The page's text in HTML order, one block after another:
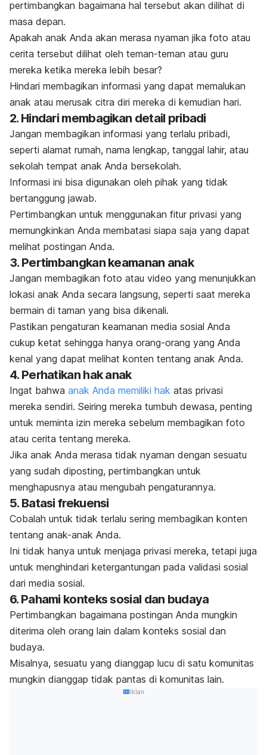
pertimbangkan bagaimana hal tersebut akan dilihat di
masa depan.
Apakah anak Anda akan merasa nyaman jika foto atau
cerita tersebut dilihat oleh teman-teman atau guru
mereka ketika mereka lebih besar?
Hindari membagikan informasi yang dapat memalukan
anak atau merusak citra diri mereka di kemudian hari.
2. Hindari membagikan detail pribadi
Jangan membagikan informasi yang terlalu pribadi,
seperti alamat rumah, nama lengkap, tanggal lahir, atau
sekolah tempat anak Anda bersekolah.
Informasi ini bisa digunakan oleh pihak yang tidak
bertanggung jawab.
Pertimbangkan untuk menggunakan fitur privasi yang
memungkinkan Anda membatasi siapa saja yang dapat
melihat postingan Anda.
3. Pertimbangkan keamanan anak
Jangan membagikan foto atau video yang menunjukkan
lokasi anak Anda secara langsung, seperti saat mereka
bermain di taman yang bisa dikenali.
Pastikan pengaturan keamanan media sosial Anda
cukup ketat sehingga hanya orang-orang yang Anda
kenal yang dapat melihat konten tentang anak Anda.
4. Perhatikan hak anak
Ingat bahwa anak Anda memiliki hak atas privasi
mereka sendiri. Seiring mereka tumbuh dewasa, penting
untuk meminta izin mereka sebelum membagikan foto
atau cerita tentang mereka.
Jika anak Anda merasa tidak nyaman dengan sesuatu
yang sudah diposting, pertimbangkan untuk
menghapusnya atau mengubah pengaturannya.
5. Batasi frekuensi
Cobalah untuk tidak terlalu sering membagikan konten
tentang anak-anak Anda.
Ini tidak hanya untuk menjaga privasi mereka, tetapi juga
untuk menghindari ketergantungan pada validasi sosial
dari media sosial.
6. Pahami konteks sosial dan budaya
Pertimbangkan bagaimana postingan Anda mungkin
diterima oleh orang lain dalam konteks sosial dan
budaya.
Misalnya, sesuatu yang dianggap lucu di satu komunitas
mungkin dianggap tidak pantas di komunitas lain.
Iklan